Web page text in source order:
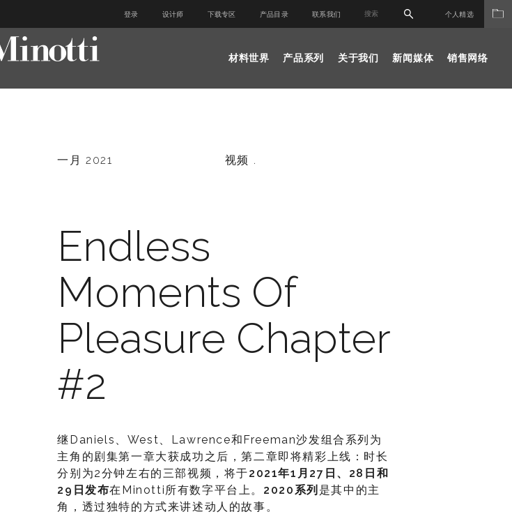
登录 设计师 下载专区 产品目录 联系我们 个人精选
材料世界 产品系列 关于我们 新闻媒体 销售网络
一月 2021 视频 .
Endless
Moments Of
Pleasure Chapter
#2
继Daniels、West、Lawrence和Freeman沙发组合系列为
主角的剧集第一章大获成功之后，第二章即将精彩上线：时长
分别为2分钟左右的三部视频，将于2021年1 月27 日、28 日和
29 日发布在Minotti所有数字平台上。 2020系列 是其中的主
角，透过独特的方式来讲述动人的故事。